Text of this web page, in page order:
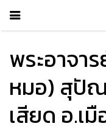
พระอาจา
หมอ) สุปั
เสียด อ.เ